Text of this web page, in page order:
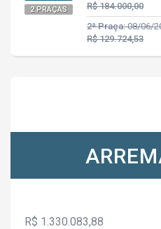
2 PRAÇAS
R$ 184.000,00
2ª Praça:08/06/
R$ 129.724,53
R$ 1.330.083,88